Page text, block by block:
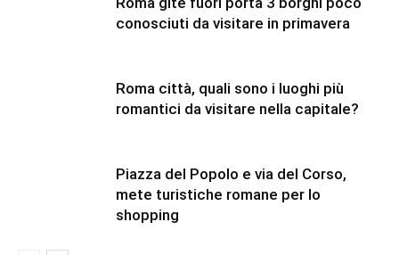
conosciuti da visitare in primavera
Roma città, quali sono i luoghi più
romantici da visitare nella capitale?
Piazza del Popolo e via del Corso,
mete turistiche romane per lo
shopping